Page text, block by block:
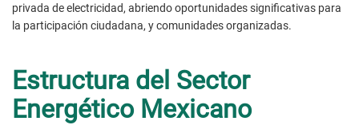
privada de electricidad, abriendo oportunidades significativas para
la participación ciudadana, y comunidades organizadas.
Estructura del Sector
Energético Mexicano